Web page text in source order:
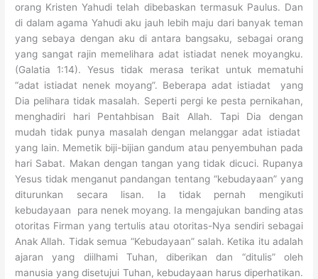
orang Kristen Yahudi telah dibebaskan termasuk Paulus. Dan
di dalam agama Yahudi aku jauh lebih maju dari banyak teman
yang sebaya dengan aku di antara bangsaku, sebagai orang
yang sangat rajin memelihara adat istiadat nenek moyangku.
(Galatia 1:14). Yesus tidak merasa terikat untuk mematuhi
“adat istiadat nenek moyang”. Beberapa adat istiadat yang
Dia pelihara tidak masalah. Seperti pergi ke pesta pernikahan,
menghadiri hari Pentahbisan Bait Allah. Tapi Dia dengan
mudah tidak punya masalah dengan melanggar adat istiadat
yang lain. Memetik biji-bijian gandum atau penyembuhan pada
hari Sabat. Makan dengan tangan yang tidak dicuci. Rupanya
Yesus tidak menganut pandangan tentang “kebudayaan” yang
diturunkan secara lisan. Ia tidak pernah mengikuti
kebudayaan para nenek moyang. Ia mengajukan banding atas
otoritas Firman yang tertulis atau otoritas-Nya sendiri sebagai
Anak Allah. Tidak semua “Kebudayaan” salah. Ketika itu adalah
ajaran yang diilhami Tuhan, diberikan dan “ditulis” oleh
manusia yang disetujui Tuhan, kebudayaan harus diperhatikan.